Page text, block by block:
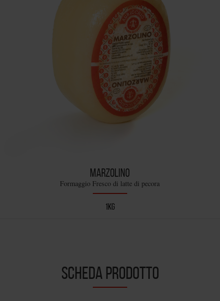
MARZOLINO
Formaggio Fresco di latte di pecora
1KG
SCHEDA PRODOTTO